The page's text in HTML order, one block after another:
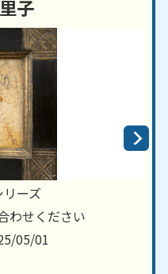
子
ーズ
わせください
05/01